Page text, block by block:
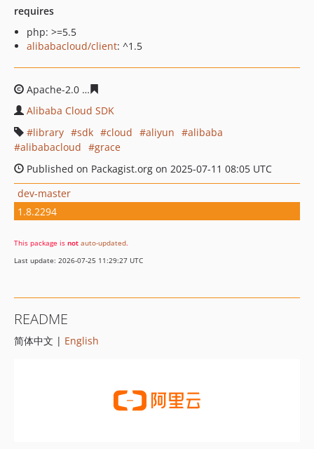
requires
php: >=5.5
alibabacloud/client: ^1.5
Apache-2.0
Alibaba Cloud SDK
library
sdk cloud aliyun
alibaba
alibabacloud
grace
Published on Packagist.org on 2025-07-11 08:05 UTC
dev-master
1.8.2294
This package is not auto-updated.
Last update: 2026-07-25 11:29:27 UTC
README
简体中文 | English